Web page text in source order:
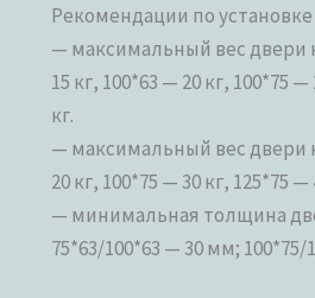
Рекомендации по
— максимальный вес двери
15 кг, 100*63 — 20 кг, 100*75
кг.
— максимальный вес двери
20 кг, 100*75 — 30 кг, 125*75 —
— минимальная толщина
75*63/100*63 — 30 мм;